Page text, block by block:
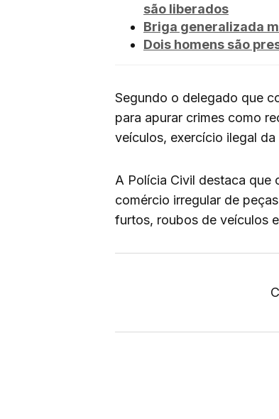
são liberados
Briga generalizada
Dois homens são
Segundo o delegado que
para apurar crimes como
veículos, exercício ilegal
A Polícia Civil destaca que
comércio irregular de
furtos, roubos de veículos